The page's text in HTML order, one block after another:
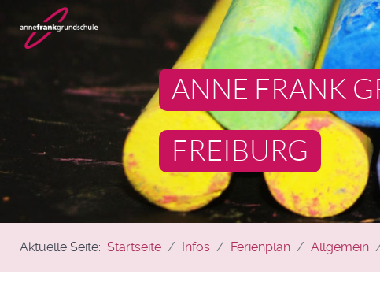
ANNE FRANK
FREIBURG
Aktuelle Seite: Startseite Infos Ferienplan Allgemein